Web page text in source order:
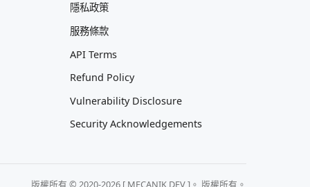
隱私政策
服務條款
API Terms
Refund Policy
Vulnerability Disclosure
Security Acknowledgements
版權所有 © 2020-2026 [ MECANIK DEV ]。 版權所有。